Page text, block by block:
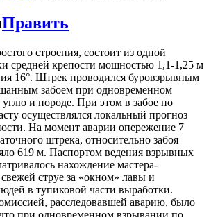
Править
строения, состоит из одной
средней крепости мощностью 1,1-1,25 м
16°. Штрек проводился буровзрывным
забоем при одновременном
и породе. При этом в забое по
осуществлялся локальный прогноз
На момент аварии опережение 7
штрека, относительно забоя
619 м. Паспортом ведения взрывных
нахождение мастера-
струе за «окном» лавы и
в тупиковой части выработки.
расследовавшей аварию, было
при одновременном взрывании по